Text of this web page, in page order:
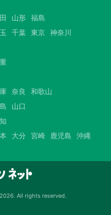
山形 福島
千葉 東京 神奈川
奈良
和歌山
山口
大分 宮崎 鹿児島 沖縄
All rights reserved.